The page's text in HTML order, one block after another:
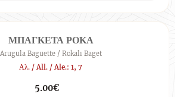
ΜΠΑΓΚΕΤΑ ΡΟΚΑ
Arugula Baguette / Rokalı Baget
Αλ. / All. / Ale.: 1, 7
5.00€